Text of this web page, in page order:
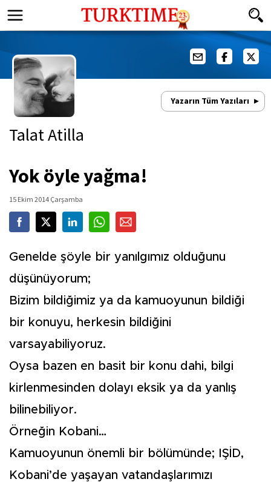
Yazarın Tüm Yazıları
Talat Atilla
Yok öyle yağma!
15 Ekim 2014 Çarşamba
Genelde şöyle bir yanılgımız olduğunu
düşünüyorum;
Bizim bildiğimiz ya da kamuoyunun bildiği
bir konuyu, herkesin bildiğini
varsayabiliyoruz.
Oysa bazen en basit bir konu dahi, bilgi
kirlenmesinden dolayı eksik ya da yanlış
bilinebiliyor.
Örneğin Kobani…
Kamuoyunun önemli bir bölümünde; IŞİD,
Kobani’de yaşayan vatandaşlarımızı